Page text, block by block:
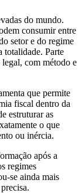
do mundo.
consumir entre
setor e do regime
totalidade. Parte
com método e
que permite
fiscal dentro da
estruturar as
o que
ou inércia.
após a
regimes
se ainda mais